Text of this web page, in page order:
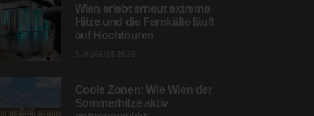
Wien erlebt erneut extreme
Hitze und die Fernkälte läuft
auf Hochtouren
Coole Zonen: Wie Wien der
Sommerhitze aktiv